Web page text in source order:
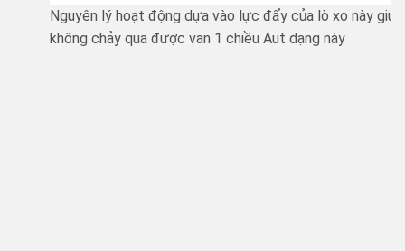
Nguyên lý hoạt động dựa vào lực đẩy của lò xo này
không chảy qua được van 1 chiều Aut dạng này